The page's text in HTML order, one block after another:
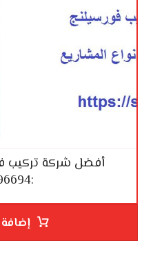
أفضل شركة تركيب
:0553996694